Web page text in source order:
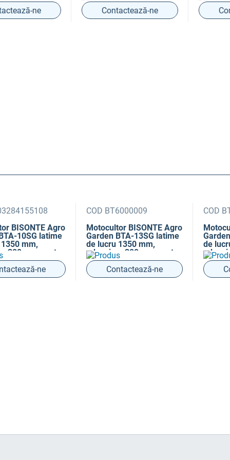
ne Contactează-ne
Agro
latime
mm,
mm, motor
ne
COD BT6000009
Motocultor BISONTE Agro
Garden BTA-13SG latime
de lucru 1350 mm,
adancime 300 mm, motor
13 cp
Contactează-ne
COD
Motocultor
Garden
de lucru
adancime
16 cp